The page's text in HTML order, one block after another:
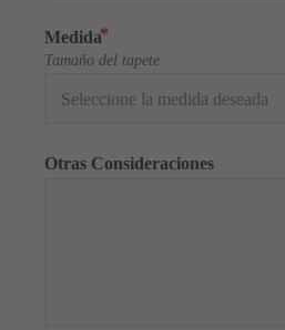
Medida
Tamaño del tapete
Otras Consideraciones